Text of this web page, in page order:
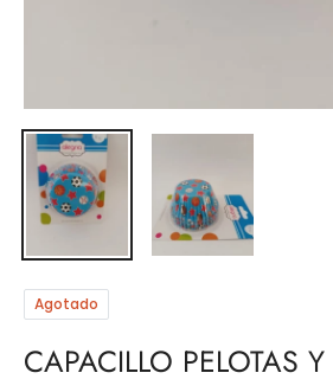
Agotado
CAPACILLO PELOTAS